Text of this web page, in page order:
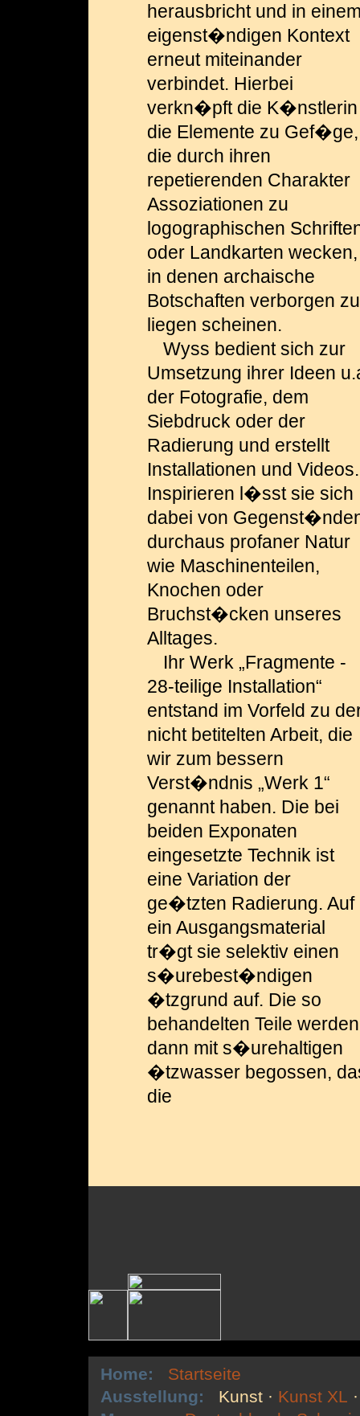
herausbricht und in
eigenst�ndigen Kontext
erneut miteinander
verbindet. Hierbei
verkn�pft die K�nstlerin
die Elemente zu Gef�ge,
die durch ihren
repetierenden Charakter
Assoziationen zu
logographischen
oder Landkarten wecken,
in denen archaische
Botschaften verborgen zu
liegen scheinen.
Wyss bedient sich zur
Umsetzung ihrer Ideen
der Fotografie, dem
Siebdruck oder der
Radierung und erstellt
Installationen und Videos.
Inspirieren l�sst sie sich
dabei von
durchaus profaner Natur
wie Maschinenteilen,
Knochen oder
Bruchst�cken unseres
Alltages.
Ihr Werk „Fragmente -
28-teilige Installation“
entstand im Vorfeld zu
nicht betitelten Arbeit, die
wir zum bessern
Verst�ndnis „Werk 1“
genannt haben. Die bei
beiden Exponaten
eingesetzte Technik ist
eine Variation der
ge�tzten Radierung. Auf
ein Ausgangsmaterial
tr�gt sie selektiv einen
s�urebest�ndigen
�tzgrund auf. Die so
behandelten Teile werden
dann mit s�urehaltigen
�tzwasser begossen,
die
Home:
Startseite
Ausstellung:
Kunst · Kunst XL